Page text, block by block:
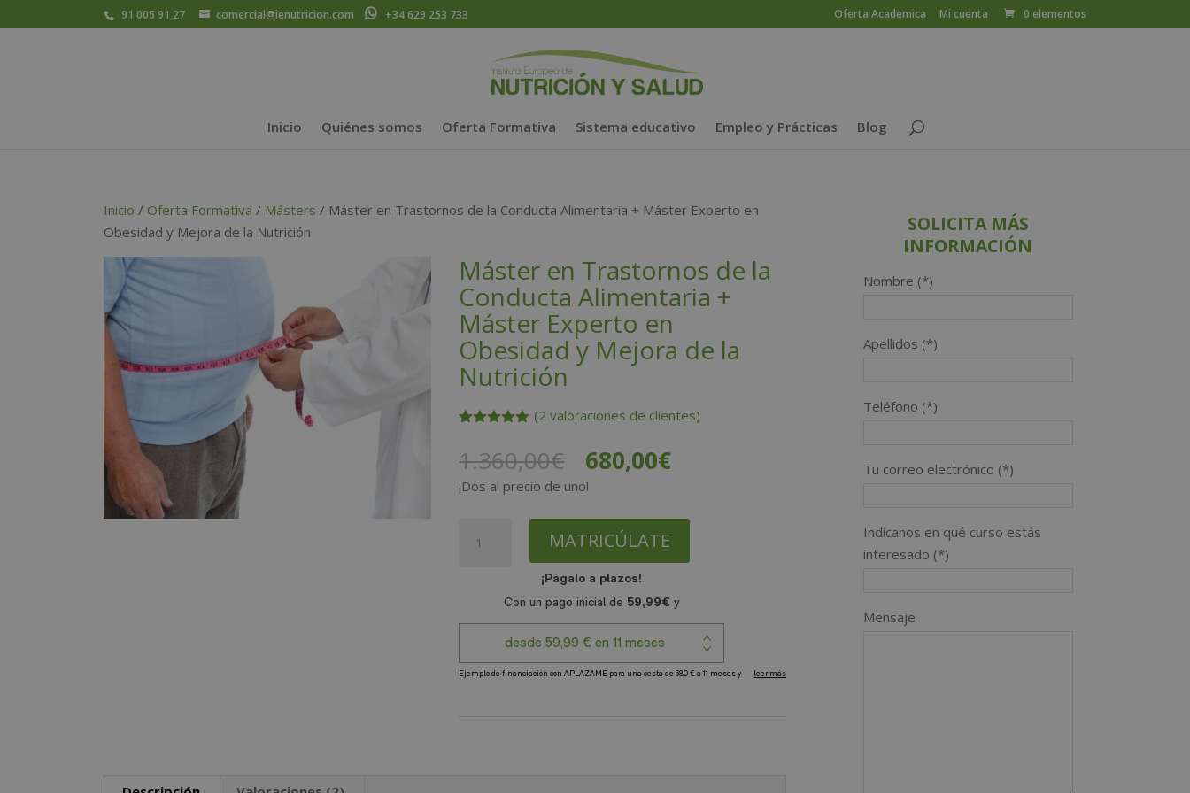
91 005 91 27 comercial@ienutricion.com +34 629 253 733 Oferta Academica Mi cuenta 0 elementos
Inicio Quiénes somos Oferta Formativa Sistema educativo Empleo y Prácticas Blog
Inicio / Oferta Formativa / Másters / Máster en Trastornos de la Conducta Alimentaria + Máster Experto en
Obesidad y Mejora de la Nutrición
Máster en Trastornos de la
Conducta Alimentaria +
Máster Experto en
Obesidad y Mejora de la
Nutrición
de 5 en
valoracione
(2 valoraciones de clientes)
1.360,00€ El
precio
era:
1.360,00€.
680,00€El
es:
¡Dos al precio de uno!
Conducta
Alimentaria
+
MATRICÚLATE
SOLICITA MÁS
INFORMACIÓN
Nombre (*)
Apellidos (*)
Teléfono (*)
Tu correo electrónico (*)
Indícanos en qué curso estás
interesado (*)
Mensaje